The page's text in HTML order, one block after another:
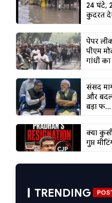
24 घंटे,
कुदरत
पेपर
पीएम
गांधी का
संसद
और बदल
बड़ा फ...
क्या
गुप्त
TRENDING